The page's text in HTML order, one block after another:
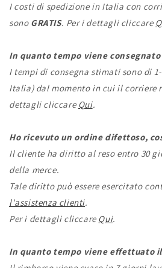
I costi di spedizione in Italia con
sono GRATIS. Per i dettagli cliccare
In quanto tempo viene
I tempi di consegna stimati sono di
Italia) dal momento in cui il corriere
dettagli cliccare Qui.
Ho ricevuto un ordine difettoso,
Il cliente ha diritto al reso entro 30
della merce.
Tale diritto può essere esercitato
l'assistenza clienti.
Per i dettagli cliccare Qui.
In quanto tempo viene effettuato